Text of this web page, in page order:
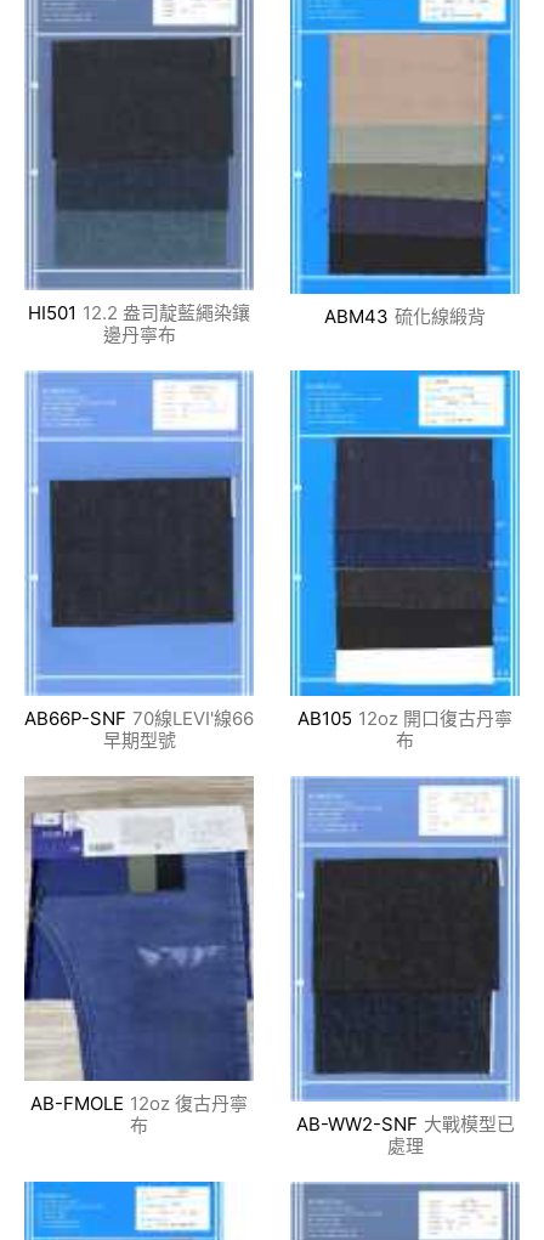
HI501 12.2 盎司靛藍繩染鑲
邊丹寧布
ABM43 硫化線緞背
AB66P-SNF 70線LEVI'線66
早期型號
AB105 12oz 開口復古丹寧
布
AB-FMOLE 12oz 復古丹寧
布
AB-WW2-SNF 大戰模型已
處理